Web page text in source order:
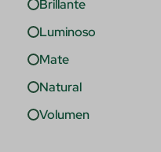
Brillante
Luminoso
Mate
Natural
Volumen